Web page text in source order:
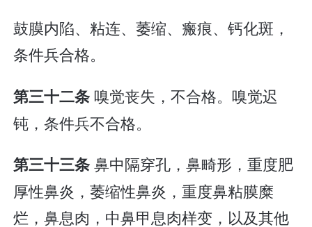
鼓膜内陷、粘连、萎缩、瘢痕、钙化斑，
条件兵合格。
第三十二条 嗅觉丧失，不合格。嗅觉迟
钝，条件兵不合格。
第三十三条鼻中隔穿孔，鼻畸形，重度肥
厚性鼻炎，萎缩性鼻炎，重度鼻粘膜糜
烂，鼻息肉，中鼻甲息肉样变，以及其他